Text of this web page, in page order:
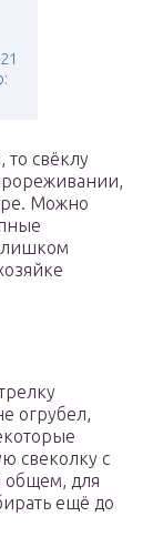
свёклу
Можно
огрубел,
свеколку с
общем, для
ещё до